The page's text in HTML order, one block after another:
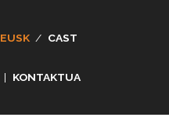
EUSK / CAST
| KONTAKTUA